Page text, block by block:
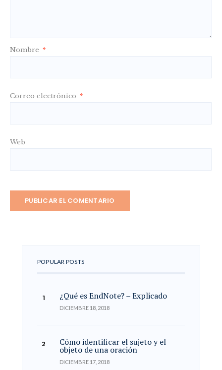
Nombre *
Correo electrónico *
Web
POPULAR POSTS
¿Qué es EndNote? – Explicado
DICIEMBRE 18, 2018
Cómo identificar el sujeto y el
objeto de una oración
DICIEMBRE 17, 2018